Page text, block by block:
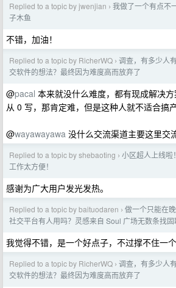
Replied to a topic by jwenjian › 我做了一个有点不
子木鱼
不错，加油！
Replied to a topic by RicherWQ › 调查，有多少人
交软件的想法？最终因为难度高而放弃了
@pacal 本来就没什么难度，都有现成解决
从 0 写，那肯定难，但是这种人就不适合搞产
@wayawayawa 没什么交流渠道主要这里交
Replied to a topic by shebaoting › 小区超人上线啦
工作太方便！
感谢为广大用户发光发热。
Replied to a topic by baituodaren › 做一个只能在
社交平台有人用吗？灵感来自 Soul 广场无数条找
我觉得不错，是一个好点子，不过撑不住一个
Replied to a topic by RicherWQ › 调查，有多少人
交软件的想法？最终因为难度高而放弃了